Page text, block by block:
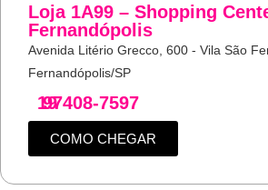
Loja 1A99 – Shopping
Fernandópolis
Avenida Litério Grecco, 600 - Vila São
Fernandópolis/SP
19
97408-7597
COMO CHEGAR